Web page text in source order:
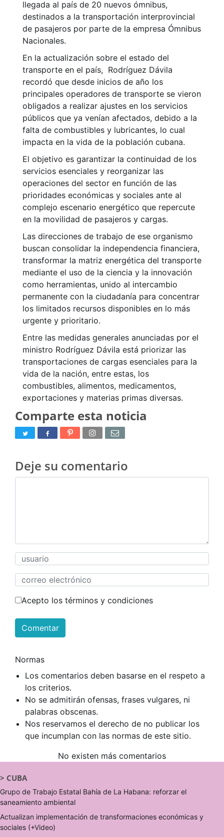
llegada al país de 20 nuevos ómnibus,
destinados a la transportación interprovincial
de pasajeros por parte de la empresa Ómnibus
Nacionales.
En la actualización sobre el estado del
transporte en el país, Rodríguez Dávila
recordó que desde inicios de año los
principales operadores de transporte se vieron
obligados a realizar ajustes en los servicios
públicos que ya venían afectados, debido a la
falta de combustibles y lubricantes, lo cual
impacta en la vida de la población cubana.
El objetivo es garantizar la continuidad de los
servicios esenciales y reorganizar las
operaciones del sector en función de las
prioridades económicas y sociales ante al
complejo escenario energético que repercute
en la movilidad de pasajeros y cargas.
Las direcciones de trabajo de ese organismo
buscan consolidar la independencia financiera,
transformar la matriz energética del transporte
mediante el uso de la ciencia y la innovación
como herramientas, unido al intercambio
permanente con la ciudadanía para concentrar
los limitados recursos disponibles en lo más
urgente y prioritario.
Entre las medidas generales anunciadas por el
ministro Rodríguez Dávila está priorizar las
transportaciones de cargas esenciales para la
vida de la nación, entre estas, los
combustibles, alimentos, medicamentos,
exportaciones y materias primas diversas.
Comparte esta noticia
Deje su comentario
Acepto los términos y condiciones
Comentar
Normas
Los comentarios deben basarse en el respeto a
los criterios.
No se admitirán ofensas, frases vulgares, ni
palabras obscenas.
Nos reservamos el derecho de no publicar los
que incumplan con las normas de este sitio.
No existen más comentarios
> CUBA
Grupo de Trabajo Estatal Bahía de La Habana: reforzar el
saneamiento ambiental
Actualizan implementación de transformaciones económicas y
sociales (+Video)